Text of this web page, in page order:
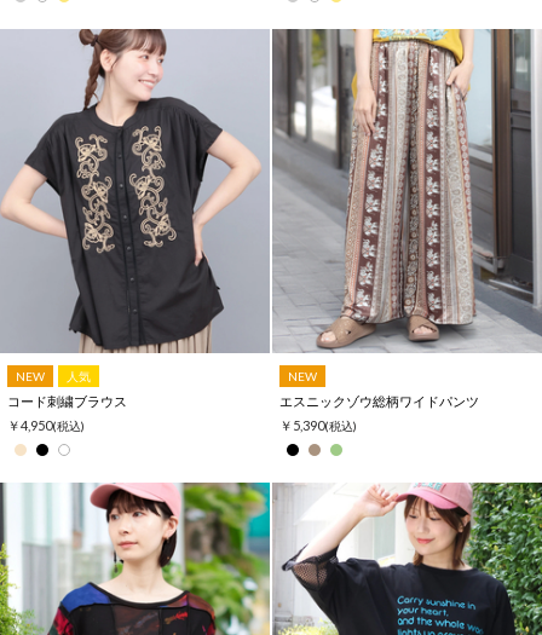
NEW 人気
コード刺繍ブラウス
￥4,950(税込)
NEW
エスニックゾウ総柄ワイドパンツ
￥5,390(税込)